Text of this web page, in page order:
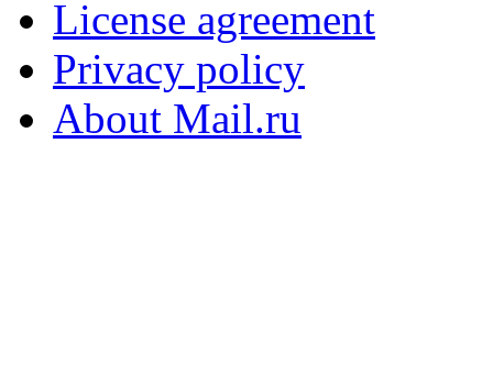
License agreement
Privacy policy
About Mail.ru